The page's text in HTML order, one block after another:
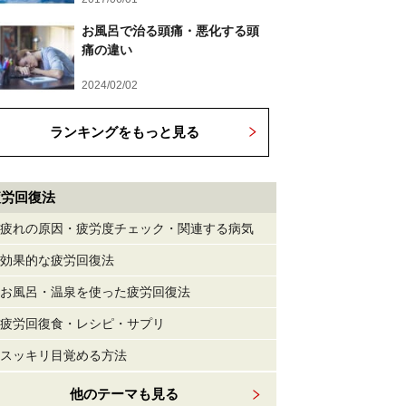
お風呂で治る頭痛・悪化する頭
痛の違い
2024/02/02
ランキングをもっと見る
回復法
疲れの原因・疲労度チェック・関連する病気
効果的な疲労回復法
お風呂・温泉を使った疲労回復法
疲労回復食・レシピ・サプリ
スッキリ目覚める方法
他のテーマも見る